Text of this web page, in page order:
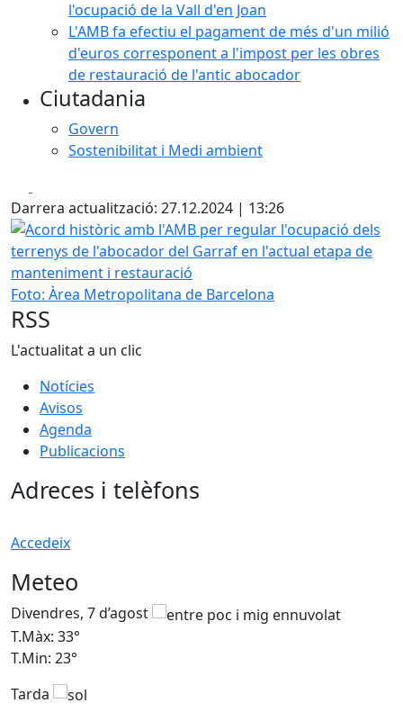
l'ocupació de la Vall d'en Joan
L'AMB fa efectiu el pagament de més d'un milió
d'euros corresponent a l'impost per les obres
de restauració de l'antic abocador
Ciutadania
Govern
Sostenibilitat i Medi ambient
Darrera actualització: 27.12.2024 | 13:26
Acord històric amb l'AMB per regular l'ocupació dels
Foto: Àrea Metropolitana de Barcelona
RSS
L'actualitat a un clic
Notícies
Avisos
Agenda
Publicacions
Adreces i telèfons
Accedeix
Meteo
Divendres, 7 d’agost
T.Màx: 33°
T.Min: 23°
Tarda